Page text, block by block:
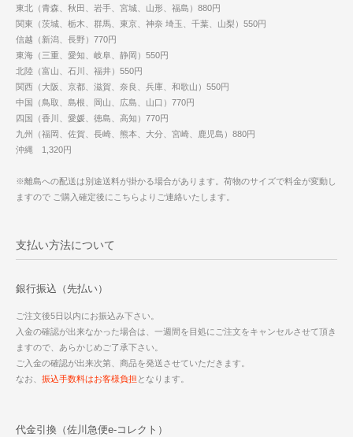
東北（青森、秋田、岩手、宮城、山形、福島）880円
関東（茨城、栃木、群馬、東京、神奈 埼玉、千葉、山梨）550円
信越（新潟、長野）770円
東海（三重、愛知、岐阜、静岡）550円
北陸（富山、石川、福井）550円
関西（大阪、京都、滋賀、奈良、兵庫、和歌山）550円
中国（鳥取、島根、岡山、広島、山口）770円
四国（香川、愛媛、徳島、高知）770円
九州（福岡、佐賀、長崎、熊本、大分、宮崎、鹿児島）880円
沖縄 1,320円
※離島への配送は別途送料が掛かる場合があります。荷物のサイズで料金が変動し
ますので ご購入確定後にこちらよりご連絡いたします。
支払い方法について
銀行振込（先払い）
ご注文後5日以内にお振込み下さい。
入金の確認が出来なかった場合は、一週間を目処にご注文をキャンセルさせて頂き
ますので、あらかじめご了承下さい。
ご入金の確認が出来次第、商品を発送させていただきます。
なお、 振込手数料はお客様負担 となります。
代金引換（佐川急便e-コレクト）